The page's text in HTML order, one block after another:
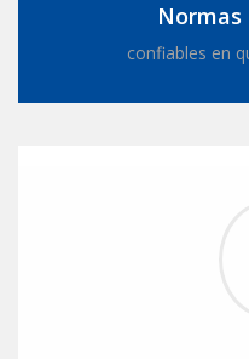
Normas
confiables en